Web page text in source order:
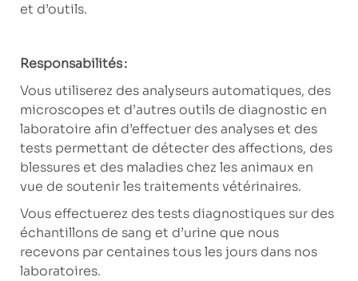
et d’outils.
Responsabilités :
Vous utiliserez des analyseurs automatiques, des
microscopes et d’autres outils de diagnostic en
laboratoire afin d’effectuer des analyses et des
tests permettant de détecter des affections, des
blessures et des maladies chez les animaux en
vue de soutenir les traitements vétérinaires.
Vous effectuerez des tests diagnostiques sur des
échantillons de sang et d’urine que nous
recevons par centaines tous les jours dans nos
laboratoires.